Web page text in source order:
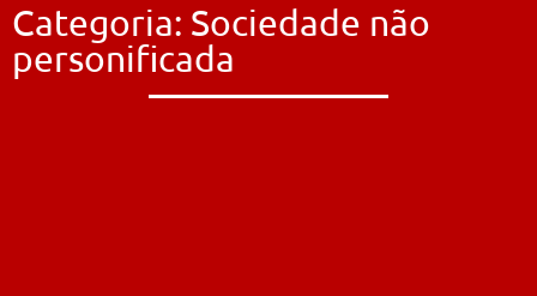
Categoria: Sociedade não
personificada